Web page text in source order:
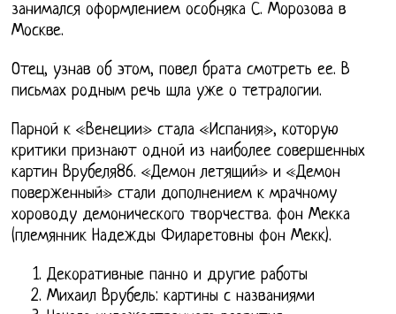
занимался оформлением особняка С. Морозова в
Москве.
Отец, узнав об этом, повел брата смотреть ее. В
письмах родным речь шла уже о тетралогии.
Парной к «Венеции» стала «Испания», которую
критики признают одной из наиболее совершенных
картин Врубеля86. «Демон летящий» и «Демон
поверженный» стали дополнением к мрачному
хороводу демонического творчества. фон Мекка
(племянник Надежды Филаретовны фон Мекк).
Декоративные панно и другие работы
Михаил Врубель: картины с названиями